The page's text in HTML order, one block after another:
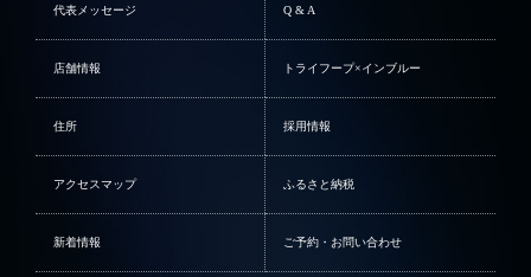
代表メッセージ Q & A
店舗情報 トライフープ×インブルー
住所 採用情報
アクセスマップ ふるさと納税
新着情報 ご予約・お問い合わせ